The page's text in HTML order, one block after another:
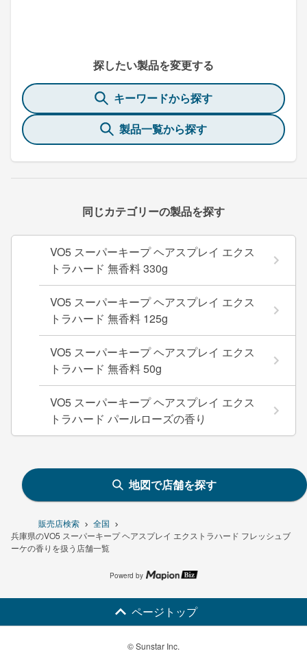
販売店検索
全国
兵庫県のVO5 スーパーキープ ヘアスプレイ エクストラハード フレッシュブ
ーケの香りを扱う店舗一覧
探したい製品を変更する
キーワードから探す
製品一覧から探す
同じカテゴリーの製品を探す
VO5 スーパーキープ ヘアスプレイ エクス
トラハード 無香料 330g
VO5 スーパーキープ ヘアスプレイ エクス
トラハード 無香料 125g
VO5 スーパーキープ ヘアスプレイ エクス
トラハード 無香料 50g
VO5 スーパーキープ ヘアスプレイ エクス
トラハード パールローズの香り
地図で店舗を探す
Powerd by
ページトップ
© Sunstar Inc.